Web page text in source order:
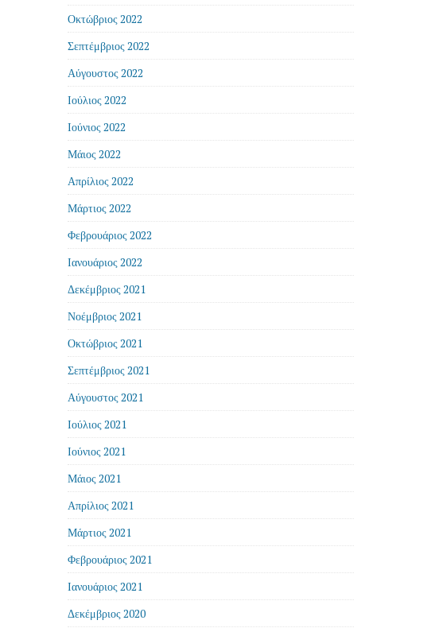
Οκτώβριος 2022
Σεπτέμβριος 2022
Αύγουστος 2022
Ιούλιος 2022
Ιούνιος 2022
Μάιος 2022
Απρίλιος 2022
Μάρτιος 2022
Φεβρουάριος 2022
Ιανουάριος 2022
Δεκέμβριος 2021
Νοέμβριος 2021
Οκτώβριος 2021
Σεπτέμβριος 2021
Αύγουστος 2021
Ιούλιος 2021
Ιούνιος 2021
Μάιος 2021
Απρίλιος 2021
Μάρτιος 2021
Φεβρουάριος 2021
Ιανουάριος 2021
Δεκέμβριος 2020